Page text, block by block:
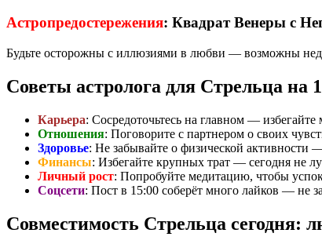
Астропредостережения: Квадрат Венеры с
Будьте осторожны с иллюзиями в любви — возможны
Советы астролога для Стрельца на
Карьера: Сосредоточьтесь на главном —
Отношения: Поговорите с партнером о своих
Здоровье: Не забывайте о физической активности
Финансы: Избегайте крупных трат — сегодня не
Личный рост: Попробуйте медитацию, чтобы
Соцсети: Пост в 15:00 соберёт много лайков — не
Совместимость Стрельца сегодня: